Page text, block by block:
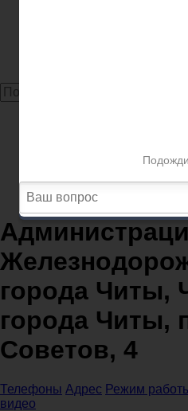
Администрации Чита
Администрация
Читы, Чита, район города
города Читы,
города Читы,
Советов, 4
Телефоны Адрес Режим
видео